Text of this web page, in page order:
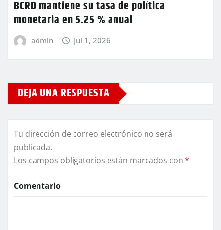
BCRD mantiene su tasa de política
monetaria en 5.25 % anual
admin Jul 1, 2026
DEJA UNA RESPUESTA
Tu dirección de correo electrónico no será
publicada.
Los campos obligatorios están marcados con *
Comentario